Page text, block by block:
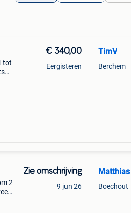
tot
€ 340,00
Eergisteren
TimV
Berchem
2
Zie omschrijving
9 jun 26
Matthias
Boechout